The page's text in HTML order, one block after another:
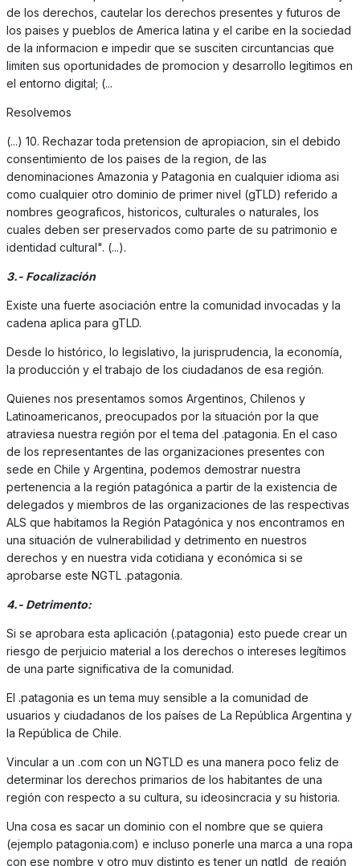
de los derechos, cautelar los derechos presentes y futuros de
los paises y pueblos de America latina y el caribe en la sociedad
de la informacion e impedir que se susciten circuntancias que
limiten sus oportunidades de promocion y desarrollo legitimos en
el entorno digital; (...
Resolvemos
(...) 10. Rechazar toda pretension de apropiacion, sin el debido
consentimiento de los paises de la region, de las
denominaciones Amazonia y Patagonia en cualquier idioma asi
como cualquier otro dominio de primer nivel (gTLD) referido a
nombres geograficos, historicos, culturales o naturales, los
cuales deben ser preservados como parte de su patrimonio e
identidad cultural". (...).
3.- Focalización
Existe una fuerte asociación entre la comunidad invocadas y la
cadena aplica para gTLD.
Desde lo histórico, lo legislativo, la jurisprudencia, la economía,
la producción y el trabajo de los ciudadanos de esa región.
Quienes nos presentamos somos Argentinos, Chilenos y
Latinoamericanos, preocupados por la situación por la que
atraviesa nuestra región por el tema del .patagonia. En el caso
de los representantes de las organizaciones presentes con
sede en Chile y Argentina, podemos demostrar nuestra
pertenencia a la región patagónica a partir de la existencia de
delegados y miembros de las organizaciones de las respectivas
ALS que habitamos la Región Patagónica y nos encontramos en
una situación de vulnerabilidad y detrimento en nuestros
derechos y en nuestra vida cotidiana y económica si se
aprobarse este NGTL .patagonia.
4.- Detrimento:
Si se aprobara esta aplicación (.patagonia) esto puede crear un
riesgo de perjuicio material a los derechos o intereses legítimos
de una parte significativa de la comunidad.
El .patagonia es un tema muy sensible a la comunidad de
usuarios y ciudadanos de los países de La República Argentina y
la República de Chile.
Vincular a un .com con un NGTLD es una manera poco feliz de
determinar los derechos primarios de los habitantes de una
región con respecto a su cultura, su ideosincracia y su historia.
Una cosa es sacar un dominio con el nombre que se quiera
(ejemplo patagonia.com) e incluso ponerle una marca a una ropa
con ese nombre y otro muy distinto es tener un ngtld de región